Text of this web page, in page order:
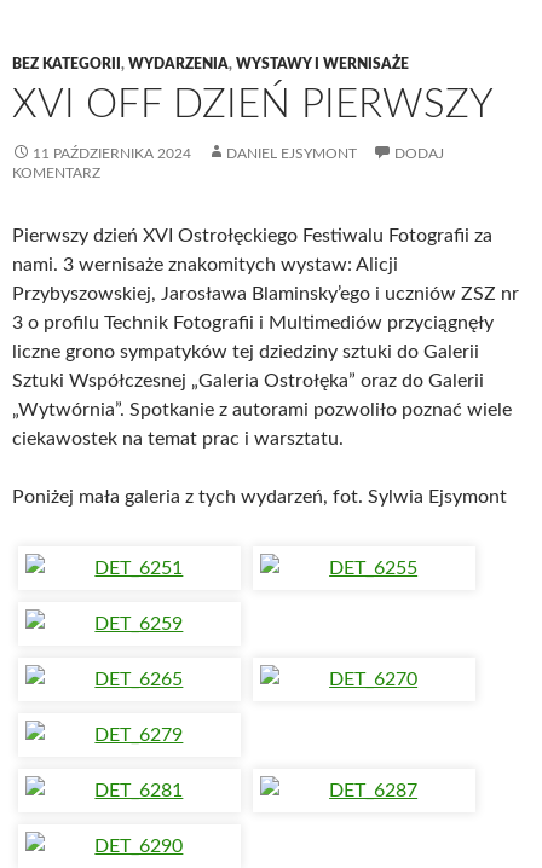
BEZ KATEGORII , WYDARZENIA, WYSTAWY I WERNISAŻE
XVI OFF DZIEŃ PIERWSZY
11 PAŹDZIERNIKA 2024 DANIEL EJSYMONT
DODAJ
KOMENTARZ
Pierwszy dzień XVI Ostrołęckiego Festiwalu Fotografii za
nami. 3 wernisaże znakomitych wystaw: Alicji
Przybyszowskiej, Jarosława Blaminsky’ego i uczniów ZSZ nr
3 o profilu Technik Fotografii i Multimediów przyciągnęły
liczne grono sympatyków tej dziedziny sztuki do Galerii
Sztuki Współczesnej „Galeria Ostrołęka” oraz do Galerii
„Wytwórnia”. Spotkanie z autorami pozwoliło poznać wiele
ciekawostek na temat prac i warsztatu.
Poniżej mała galeria z tych wydarzeń, fot. Sylwia Ejsymont